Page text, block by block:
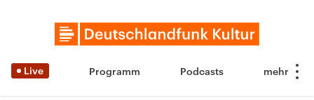
Live Programm Podcasts